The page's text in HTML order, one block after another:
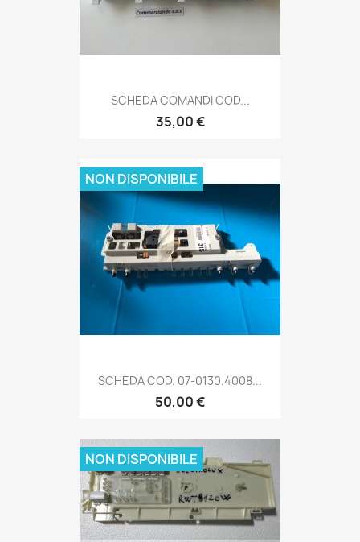
SCHEDA COMANDI COD...
35,00 €
SCHEDA COD. 07-0130.4008...
50,00 €
NON DISPONIBILE
NON DISPONIBILE